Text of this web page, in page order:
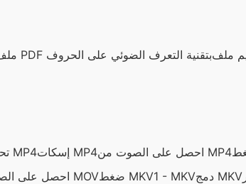
ملف PDF بتقنية التعرف الضوئي على الحروف
تحسين السرعة MP4 إسكات MP4 احصل على الصوت من MP4
احصل على الصوت من MOV ضغط MKV1 - MKV دمج MKV